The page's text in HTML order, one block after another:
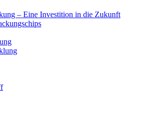
– Eine Investition in die Zukunft